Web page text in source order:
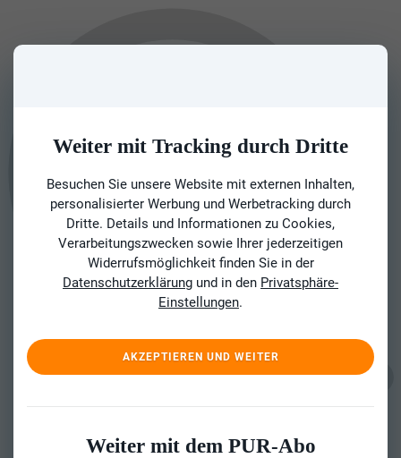
Weiter mit Tracking durch Dritte
Besuchen Sie unsere Website mit externen Inhalten,
personalisierter Werbung und Werbetracking durch
Dritte. Details und Informationen zu Cookies,
Verarbeitungszwecken sowie Ihrer jederzeitigen
Widerrufsmöglichkeit finden Sie in der
Datenschutzerklärung und in den Privatsphäre-
Einstellungen.
AKZEPTIEREN UND WEITER
Weiter mit dem PUR-Abo